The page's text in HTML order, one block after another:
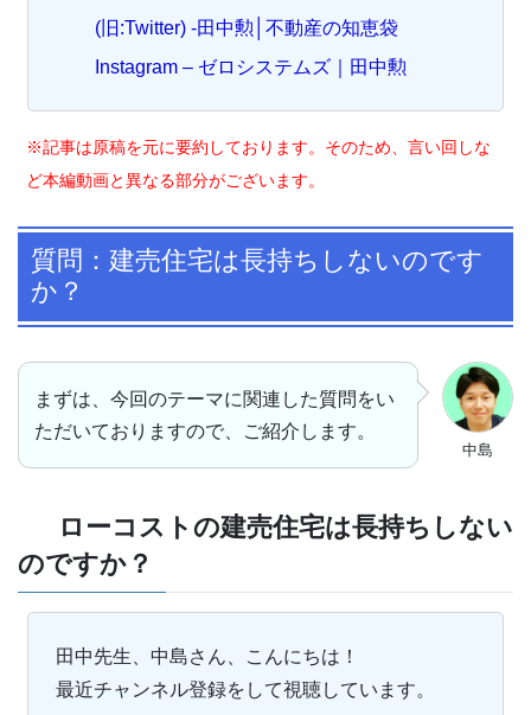
(旧:Twitter) -田中勲│不動産の知恵袋
Instagram – ゼロシステムズ｜田中勲
※記事は原稿を元に要約しております。そのため、言い回しな
ど本編動画と異なる部分がございます。
質問：建売住宅は長持ちしないのです
か？
中島
まずは、今回のテーマに関連した質問をい
ただいておりますので、ご紹介します。
ローコストの建売住宅は長持ちしない
のですか？
田中先生、中島さん、こんにちは！
最近チャンネル登録をして視聴しています。